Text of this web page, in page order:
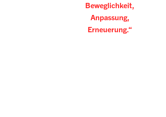
Beweglichkeit,
Anpassung,
Erneuerung.“